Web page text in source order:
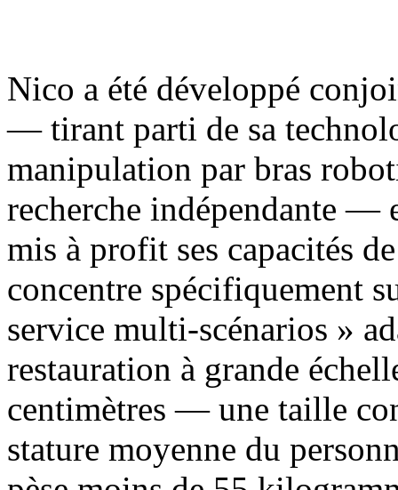
Nico a été développé
— tirant parti de sa
manipulation par bras
recherche indépendante —
mis à profit ses capacités
concentre spécifiquement
service multi-scénarios »
restauration à grande
centimètres — une taille
stature moyenne du